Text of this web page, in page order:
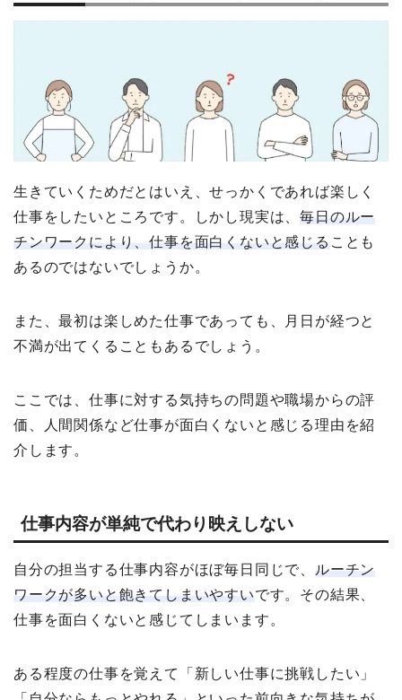
生きていくためだとはいえ、せっかくであれば楽しく
仕事をしたいところです。しかし現実は、毎日のルー
チンワークにより、仕事を面白くないと感じる ことも
あるのではないでしょうか。
また、最初は楽しめた仕事であっても、月日が経つと
不満が出てくることもあるでしょう。
ここでは、仕事に対する気持ちの問題や職場からの評
価、人間関係など仕事が面白くないと感じる理由を紹
介します。
仕事内容が単純で代わり映えしない
自分の担当する仕事内容がほぼ毎日同じで、
ルーチン
ワークが多いと飽きてしまいやすいです。その結果、
仕事を面白くないと感じてしまいます。
ある程度の仕事を覚えて「新しい仕事に挑戦したい」